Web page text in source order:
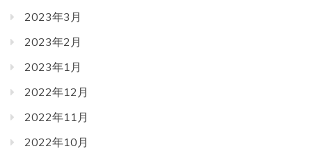
2023年3月
2023年2月
2023年1月
2022年12月
2022年11月
2022年10月